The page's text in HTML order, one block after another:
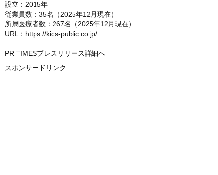
設立：2015年
従業員数：35名（2025年12月現在）
所属医療者数：267名（2025年12月現在）
URL： https://kids-public.co.jp/
PR TIMESプレスリリース詳細へ
スポンサードリンク